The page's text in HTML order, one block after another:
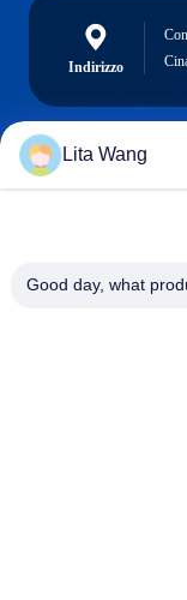
Indirizzo
Lita Wang
Good day, what